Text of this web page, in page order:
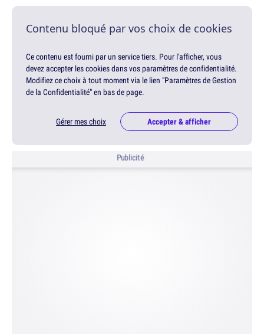
Contenu bloqué par vos choix de cookies
Ce contenu est fourni par un service tiers. Pour l'afficher, vous
devez accepter les cookies dans vos paramètres de confidentialité.
Modifiez ce choix à tout moment via le lien "Paramètres de Gestion
de la Confidentialité" en bas de page.
Gérer mes choix Accepter & afficher
Publicité